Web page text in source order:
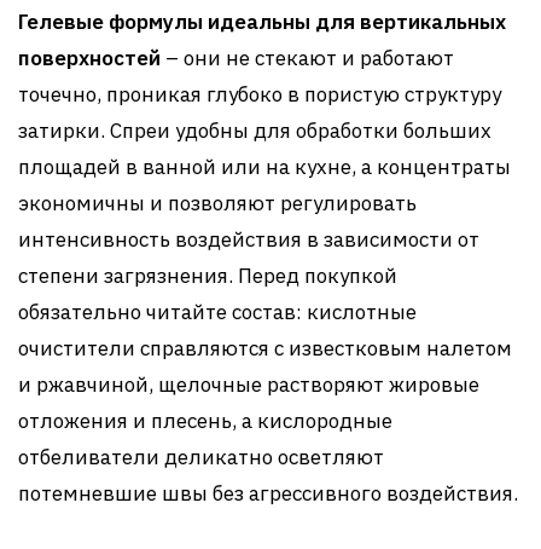
Гелевые формулы идеальны для вертикальных
поверхностей – они не стекают и работают
точечно, проникая глубоко в пористую структуру
затирки. Спреи удобны для обработки больших
площадей в ванной или на кухне, а концентраты
экономичны и позволяют регулировать
интенсивность воздействия в зависимости от
степени загрязнения. Перед покупкой
обязательно читайте состав: кислотные
очистители справляются с известковым налетом
и ржавчиной, щелочные растворяют жировые
отложения и плесень, а кислородные
отбеливатели деликатно осветляют
потемневшие швы без агрессивного воздействия.